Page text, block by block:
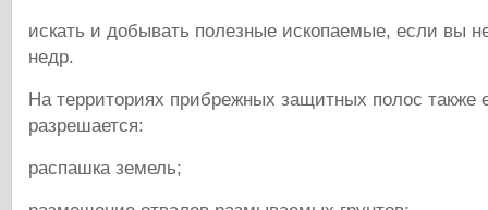
искать и добывать полезные ископаемые, если вы
недр.
На территориях прибрежных защитных полос также
разрешается:
распашка земель;